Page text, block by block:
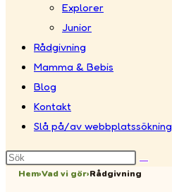
Explorer
Junior
Rådgivning
Mamma & Bebis
Blog
Kontakt
Slå på/av webbplatssökning
Hem›Vad vi gör›Rådgivning